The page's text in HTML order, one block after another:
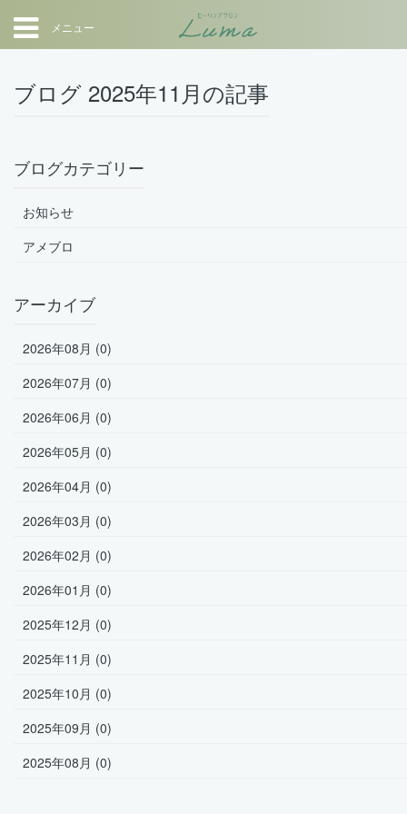
メニュー
ブログ 2025年11月の記事
ブログカテゴリー
お知らせ
アメブロ
アーカイブ
2026年08月 (0)
2026年07月 (0)
2026年06月 (0)
2026年05月 (0)
2026年04月 (0)
2026年03月 (0)
2026年02月 (0)
2026年01月 (0)
2025年12月 (0)
2025年11月 (0)
2025年10月 (0)
2025年09月 (0)
2025年08月 (0)